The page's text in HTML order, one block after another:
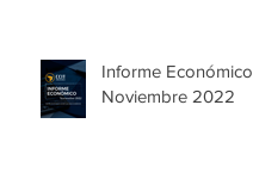
Informe Económico
Noviembre 2022